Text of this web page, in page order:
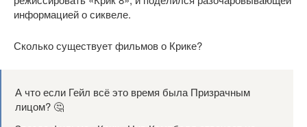
Сколько существует фильмов о Крике?
А что если Гейл всё это время была Призрачным
лицом? 🤔